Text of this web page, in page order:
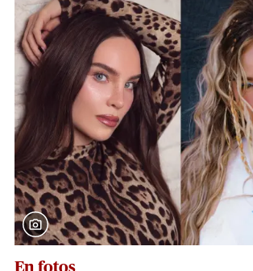
En fotos